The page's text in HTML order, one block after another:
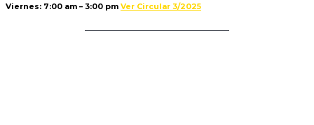
Viernes: 7:00 am – 3:00 pm Ver Circular 3/2025